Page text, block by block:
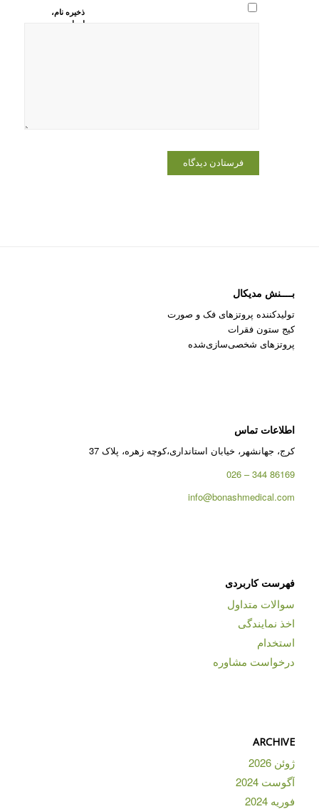
ذخیره نام،
ایمیل و
بــــنش مدیکال
تولیدکننده پروتزهای فک و صورت
کیج ستون فقرات
پروتزهای شخصی‌سازی‌شده
اطلاعات تماس
کرج، جهانشهر، خیابان استانداری،کوچه زهره، پلاک 37
86169 344 – 026
info@bonashmedical.com
فهرست کاربردی
سوالات متداول
اخذ نمایندگی
استخدام
درخواست مشاوره
ARCHIVE
ژوئن 2026
آگوست 2024
فوریه 2024